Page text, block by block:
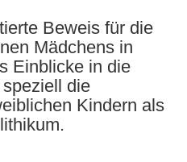
Beweis für die
Mädchens in
Einblicke in die
die
Kindern als